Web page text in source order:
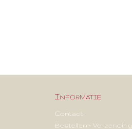
Informatie
Contact
Bestellen + Verzending